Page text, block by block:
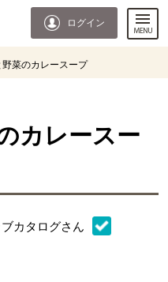
ログイン
菜のカレースープ
カレースー
カタログさん